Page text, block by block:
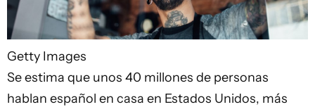
Getty Images
Se estima que unos 40 millones de personas
hablan español en casa en Estados Unidos, más